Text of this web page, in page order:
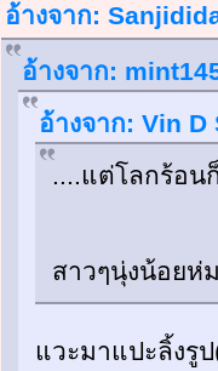
อ้างจาก:
อ้างจาก:
อ้างจาก: Vin D
....แต่โลกร้อน
สาวๆนุ่งน้อย
แวะมาแปะลิ้งรู